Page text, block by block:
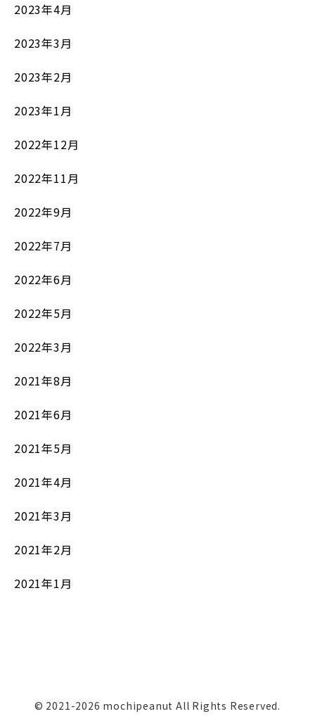
2023年4月
2023年3月
2023年2月
2023年1月
2022年12月
2022年11月
2022年9月
2022年7月
2022年6月
2022年5月
2022年3月
2021年8月
2021年6月
2021年5月
2021年4月
2021年3月
2021年2月
2021年1月
© 2021-2026 mochipeanut All Rights Reserved.